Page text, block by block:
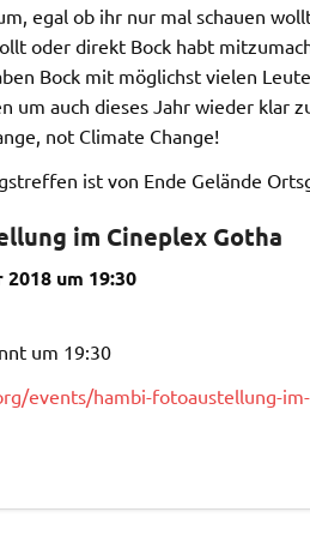
egal ob ihr nur mal schauen
oder direkt Bock habt
Bock mit möglichst vielen
um auch dieses Jahr wieder klar
not Climate Change!
ist von Ende Gelände
im Cineplex Gotha
um 19:30
um 19:30
events/hambi-fotoaustellung-